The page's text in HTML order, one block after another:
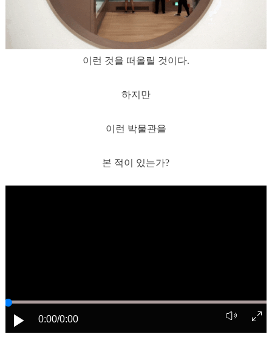
이런 것을 떠올릴 것이다.
하지만
이런 박물관을
본 적이 있는가?
0:00/0:00